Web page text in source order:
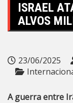
ISRAEL
ALVOS
23/06/2025
A guerra entre